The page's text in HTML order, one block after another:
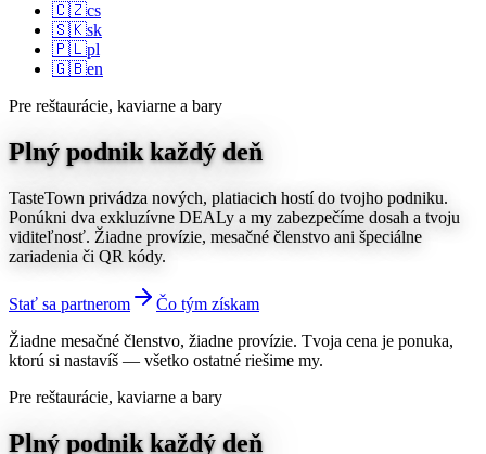
🇨🇿cs
🇸🇰sk
🇵🇱pl
🇬🇧en
Pre reštaurácie, kaviarne a bary
Plný podnikkaždý deň
TasteTown privádza nových, platiacich hostí do tvojho podniku.
Ponúkni dva exkluzívne DEALy a my zabezpečíme dosah a tvoju
viditeľnosť. Žiadne provízie, mesačné členstvo ani špeciálne
zariadenia či QR kódy.
Stať sa partnerom
Čo tým získam
Žiadne mesačné členstvo, žiadne provízie. Tvoja cena je ponuka,
ktorú si nastavíš — všetko ostatné riešime my.
Pre reštaurácie, kaviarne a bary
Plný podnikkaždý deň